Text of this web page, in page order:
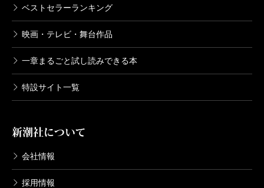
ベストセラーランキング
映画・テレビ・舞台作品
一章まるごと試し読みできる本
特設サイト一覧
新潮社について
会社情報
採用情報